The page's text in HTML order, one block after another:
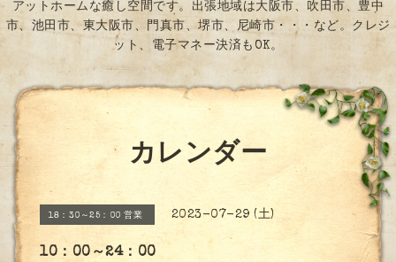
アットホームな癒し空間です。出張地域は大阪市、吹田市、豊中
市、池田市、東大阪市、門真市、堺市、尼崎市・・・など。クレジ
ット、電子マネー決済もOK。
カレンダー
18：30～25：00 営業 2023-07-29 (土)
10：00～24：00